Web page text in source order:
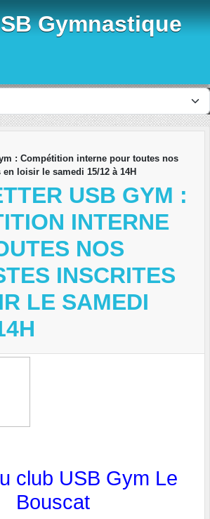
Gymnastique
: Compétition interne pour toutes nos
loisir le samedi 15/12 à 14H
USB GYM :
INTERNE
NOS
INSCRITES
LE SAMEDI
club USB Gym Le
Bouscat
cookies